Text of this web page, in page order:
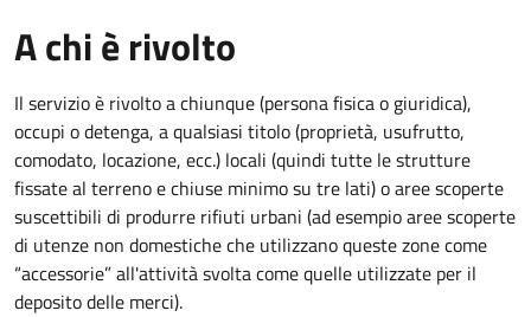
A chi è rivolto
Il servizio è rivolto a chiunque (persona fisica o giuridica),
occupi o detenga, a qualsiasi titolo (proprietà, usufrutto,
comodato, locazione, ecc.) locali (quindi tutte le strutture
fissate al terreno e chiuse minimo su tre lati) o aree scoperte
suscettibili di produrre rifiuti urbani (ad esempio aree scoperte
di utenze non domestiche che utilizzano queste zone come
“accessorie” all'attività svolta come quelle utilizzate per il
deposito delle merci).